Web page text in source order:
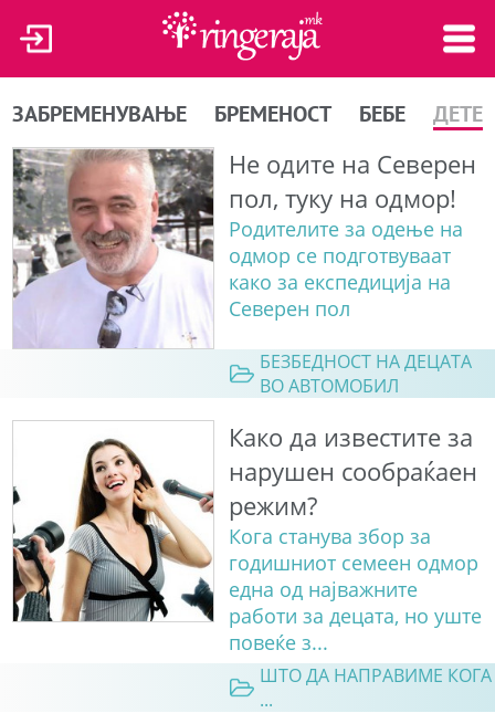
ЗАБРЕМЕНУВАЊЕ БРЕМЕНОСТ БЕБЕ ДЕТЕ
Не одите на Северен
пол, туку на одмор!
Родителите за одење на
одмор се подготвуваат
како за експедиција на
Северен пол
БЕЗБЕДНОСТ НА ДЕЦАТА
ВО АВТОМОБИЛ
Како да известите за
нарушен сообраќаен
режим?
Кога станува збор за
годишниот семеен одмор
една од најважните
работи за децата, но уште
повеќе з...
ШТО ДА НАПРАВИМЕ КОГА
...